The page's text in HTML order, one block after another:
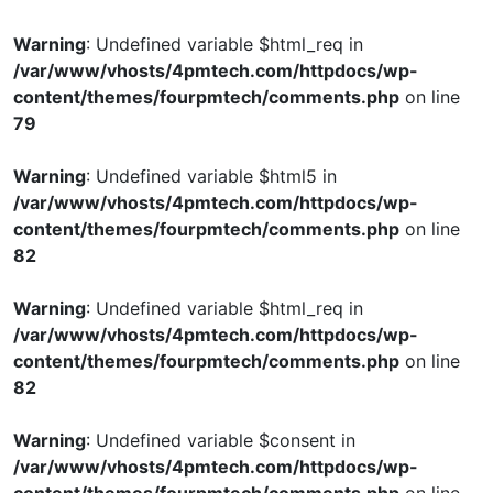
Warning: Undefined variable $html_req in
/var/www/vhosts/4pmtech.com/httpdocs/wp-
content/themes/fourpmtech/comments.php on line
79
Warning: Undefined variable $html5 in
/var/www/vhosts/4pmtech.com/httpdocs/wp-
content/themes/fourpmtech/comments.php on line
82
Warning: Undefined variable $html_req in
/var/www/vhosts/4pmtech.com/httpdocs/wp-
content/themes/fourpmtech/comments.php on line
82
Warning: Undefined variable $consent in
/var/www/vhosts/4pmtech.com/httpdocs/wp-